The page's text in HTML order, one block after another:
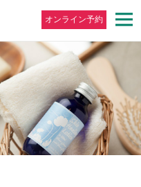
オンライン予約